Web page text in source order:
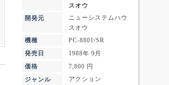
スオウ
開発元
ニューシステムハウ
スオウ
機種
PC-8801/SR
発売日
1988年 9月
価格
7,800 円
ジャンル
アクション